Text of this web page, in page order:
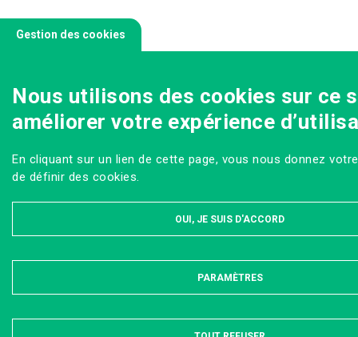
Gestion des cookies
Nous utilisons des cookies sur ce
améliorer votre expérience
En cliquant sur un lien de cette page, vous nous donnez
de définir des cookies.
OUI, JE SUIS D'ACCORD
MASQUER
PARAMÈTRES